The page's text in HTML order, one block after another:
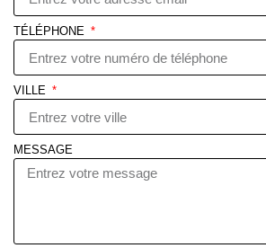
TÉLÉPHONE
VILLE
MESSAGE